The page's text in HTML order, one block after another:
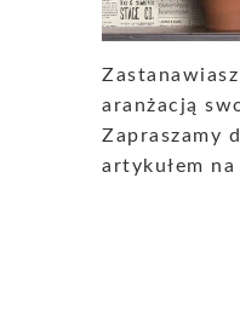
aranżacją
Zapraszamy
artykułem